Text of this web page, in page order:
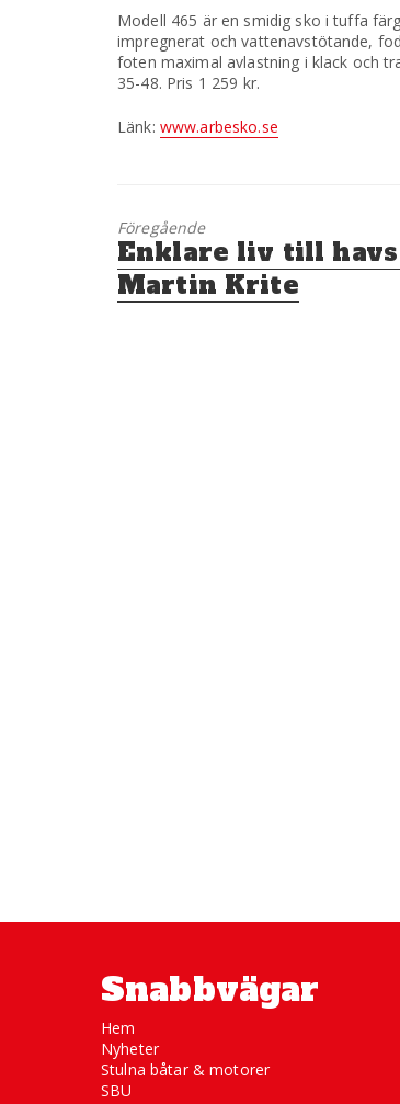
Modell 465 är en smidig sko i tuffa
impregnerat och vattenavstötande,
foten maximal avlastning i klack och
35-48. Pris 1 259 kr.
Länk: www.arbesko.se
Föregående
Föregående
inlägg:
Enklare liv till
Martin Krite
Snabbvägar
Hem
Nyheter
Stulna båtar & motorer
SBU